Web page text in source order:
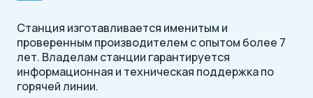
Станция изготавливается именитым и
проверенным производителем с опытом более 7
лет. Владелам станции гарантируется
информационная и техническая поддержка по
горячей линии.